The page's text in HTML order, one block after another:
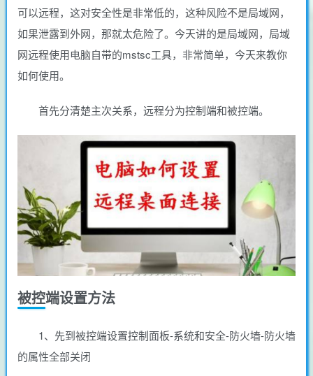
可以远程，这对安全性是非常低的，这种风险不是局域网，
如果泄露到外网，那就太危险了。今天讲的是局域网，局域
网远程使用电脑自带的mstsc工具，非常简单，今天来教你
如何使用。
首先分清楚主次关系，远程分为控制端和被控端。
被控端设置方法
1、先到被控端设置控制面板-系统和安全-防火墙-防火墙
的属性全部关闭